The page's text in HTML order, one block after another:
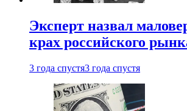
Эксперт назвал
крах российского
3 года спустя3 года спустя